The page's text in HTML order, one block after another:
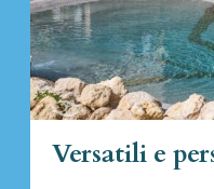
Versatili e